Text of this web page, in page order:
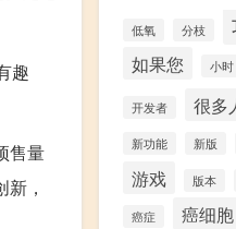
趣
售量
，
低氧 分枝
如果您 小时
开发者 很多
新功能 新版
游戏 版本
癌症 癌细胞